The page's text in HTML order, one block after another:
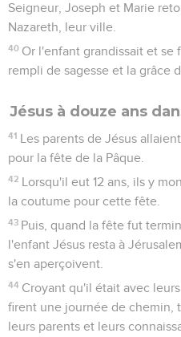
Seigneur, Joseph et Marie
Nazareth, leur ville.
40 Or l'enfant grandissait et se
rempli de sagesse et la grâce
Jésus à douze ans
41 Les parents de Jésus
pour la fête de la Pâque.
42 Lorsqu'il eut 12 ans, ils y
la coutume pour cette fête.
43 Puis, quand la fête fut
l'enfant Jésus resta à
s'en aperçoivent.
44 Croyant qu'il était avec
firent une journée de chemin,
leurs parents et leurs